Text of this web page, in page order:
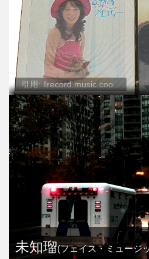
引用: llrecord.music.coo...
未知瑠(フェイス・ミュージ